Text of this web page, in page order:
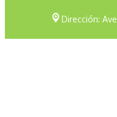
Dirección: